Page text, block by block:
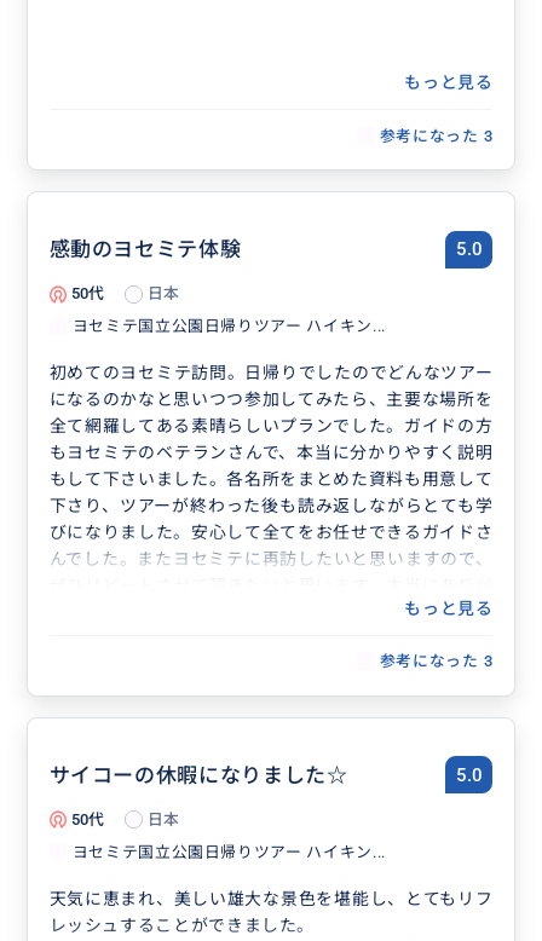
もっと見る
参考になった 3
感動のヨセミテ体験 5.0
50代
日本
ヨセミテ国立公園日帰りツアー ハイキン...
初めてのヨセミテ訪問。日帰りでしたのでどんなツアー
になるのかなと思いつつ参加してみたら、主要な場所を
全て網羅してある素晴らしいプランでした。ガイドの方
もヨセミテのベテランさんで、本当に分かりやすく説明
もして下さいました。各名所をまとめた資料も用意して
下さり、ツアーが終わった後も読み返しながらとても学
びになりました。安心して全てをお任せできるガイドさ
んでした。またヨセミテに再訪したいと思いますので、
もっと見る
参考になった 3
サイコーの休暇になりました☆ 5.0
50代
日本
ヨセミテ国立公園日帰りツアー ハイキン...
天気に恵まれ、美しい雄大な景色を堪能し、とてもリフ
レッシュすることができました。